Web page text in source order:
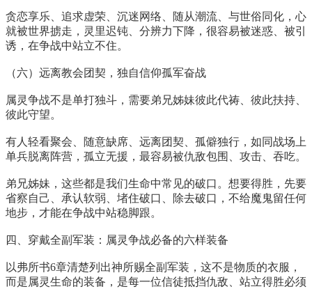
贪恋享乐、追求虚荣、沉迷网络、随从潮流、与世俗同化，心
就被世界掳走，灵里迟钝、分辨力下降，很容易被迷惑、被引
诱，在争战中站立不住。
（六）远离教会团契，独自信仰孤军奋战
属灵争战不是单打独斗，需要弟兄姊妹彼此代祷、彼此扶持、
彼此守望。
有人轻看聚会、随意缺席、远离团契、孤僻独行，如同战场上
单兵脱离阵营，孤立无援，最容易被仇敌包围、攻击、吞吃。
弟兄姊妹，这些都是我们生命中常见的破口。想要得胜，先要
省察自己、承认软弱、堵住破口、除去破口，不给魔鬼留任何
地步，才能在争战中站稳脚跟。
四、穿戴全副军装：属灵争战必备的六样装备
以弗所书6章清楚列出神所赐全副军装，这不是物质的衣服，
而是属灵生命的装备，是每一位信徒抵挡仇敌、站立得胜必须